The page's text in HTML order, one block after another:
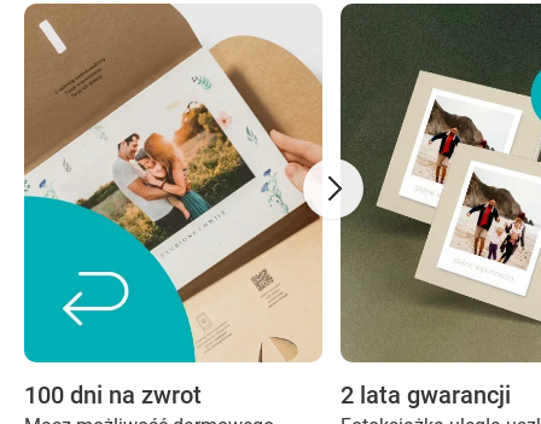
100 dni na zwrot 2 lata gwarancji